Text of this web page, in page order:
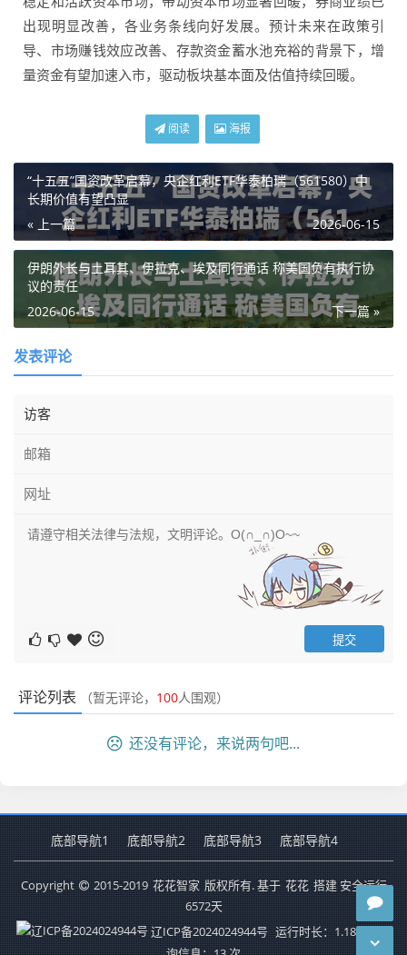
出现明显改善，各业务条线向好发展。预计未来在政策引
导、市场赚钱效应改善、存款资金蓄水池充裕的背景下，增
量资金有望加速入市，驱动板块基本面及估值持续回暖。
阅读 海报
“十五五”国资改革启幕，央企红利ETF华泰柏瑞（561580）中
长期价值有望凸显
« 上一篇
2026-06-15
伊朗外长与土耳其、伊拉克、埃及同行通话 称美国负有执行协
议的责任
下一篇 »
2026-06-15
发表评论
评论列表 （暂无评论， 100人围观）
还没有评论，来说两句吧...
底部导航1 底部导航2 底部导航3 底部导航4
Copyright 2015-2019 花花智家 版权所有. 基于 花花 搭建 安全运行
6572天
辽ICP备2024024944号 运行时长：1.183秒 查